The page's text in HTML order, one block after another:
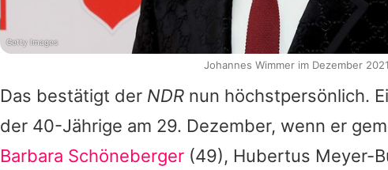
Das bestätigt der NDR nun höchstpersönlich.
der 40-Jährige am 29. Dezember, wenn er
Barbara Schöneberger (49), Hubertus Meyer-
Getty Images
Johannes Wimmer im Dezember 2021